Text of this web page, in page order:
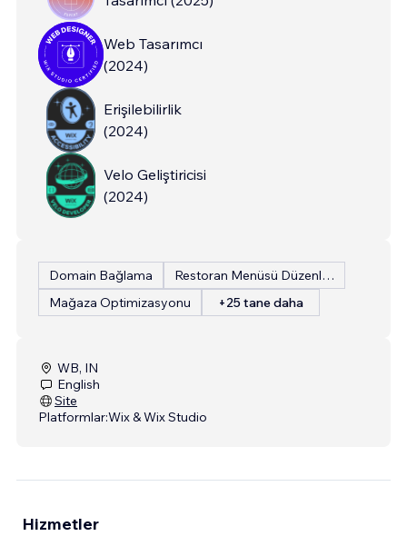
Web Tasarımcı
(2024)
Erişilebilirlik
(2024)
Velo Geliştiricisi
(2024)
Domain Bağlama
Restoran Menüsü Düzenleme
Mağaza Optimizasyonu
+25 tane daha
WB, IN
English
Site
Platformlar:Wix & Wix Studio
Hizmetler